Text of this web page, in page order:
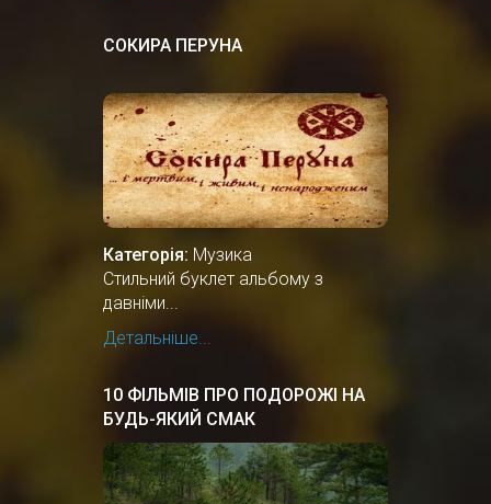
СОКИРА ПЕРУНА
Категорія: Музика
Стильний буклет альбому з
давніми...
Детальніше...
10 ФІЛЬМІВ ПРО ПОДОРОЖІ НА
БУДЬ-ЯКИЙ СМАК